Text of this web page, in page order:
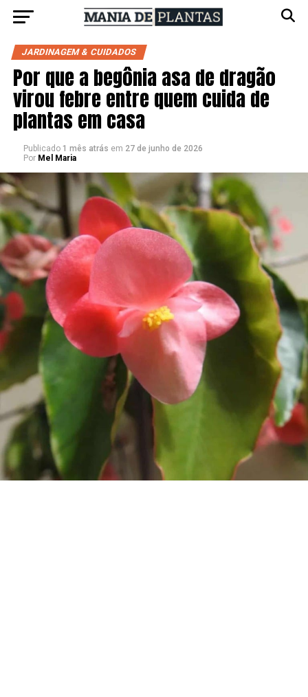
JARDINAGEM & CUIDADOS
Por que a begônia asa de dragão
virou febre entre quem cuida de
plantas em casa
Publicado 1 mês atrás em 27 de junho de 2026
Por Mel Maria